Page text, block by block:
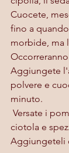
Cuocete,
fino a
morbide, ma
Aggiungete
polvere e
minuto.
Versate i
ciotola e
Aggiungeteli